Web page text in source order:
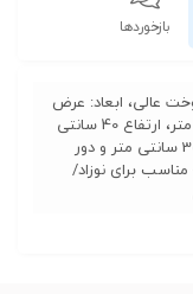
بازخوردها
عالی، ابعاد: عرض
سینه 32 سانتی متر، ارتفاع 40 سانتی
متر، قد آستین 30 سانتی متر و دور
برای نوزاد/